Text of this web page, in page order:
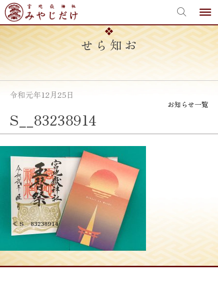
Skip
to
content
お知らせ
令和元年12月25日
お知らせ一覧
S__83238914
投
稿
ナ
ビ
≪S__83238914